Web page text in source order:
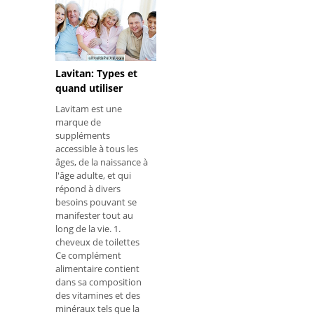
Lavitan: Types et
quand utiliser
Lavitam est une
marque de
suppléments
accessible à tous les
âges, de la naissance à
l'âge adulte, et qui
répond à divers
besoins pouvant se
manifester tout au
long de la vie. 1.
cheveux de toilettes
Ce complément
alimentaire contient
dans sa composition
des vitamines et des
minéraux tels que la